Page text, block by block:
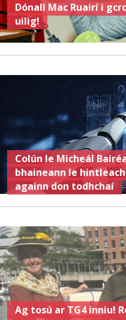
Dónall Mac Ruairí i
uilig!
Colún le Micheál
bhaineann le
againn don todhchaí
Ag tosú ar TG4 inniu!